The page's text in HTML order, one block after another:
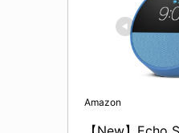
Amazon